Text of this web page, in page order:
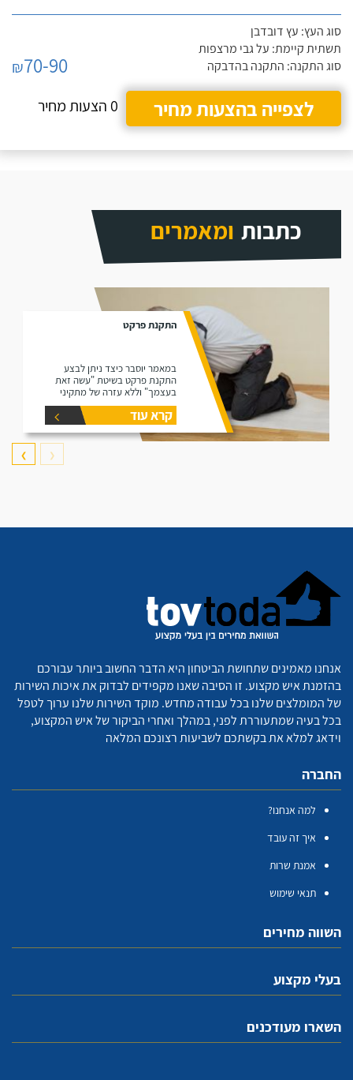
סוג העץ: עץ דובדבן
תשתית קיימת: על גבי מרצפות
סוג התקנה: התקנה בהדבקה
₪70-90
לצפייה בהצעות מחיר
0 הצעות מחיר
כתבות ומאמרים
התקנת פרקט
במאמר יוסבר כיצד ניתן לבצע
התקנת פרקט בשיטת "עשה זאת
בעצמך" וללא עזרה של מתקיני
פרקטים.
קרא עוד
❮
❯
אנחנו מאמינים שתחושת הביטחון היא הדבר החשוב ביותר עבורכם
בהזמנת איש מקצוע. זו הסיבה שאנו מקפידים לבדוק את איכות השירות
של המומלצים שלנו בכל עבודה מחדש. מוקד השירות שלנו ערוך לטפל
בכל בעיה שמתעוררת לפני, במהלך ואחרי הביקור של איש המקצוע,
וידאג למלא את בקשתכם לשביעות רצונכם המלאה
החברה
למה אנחנו?
איך זה עובד
אמנת שרות
תנאי שימוש
השווה מחירים
בעלי מקצוע
השארו מעודכנים